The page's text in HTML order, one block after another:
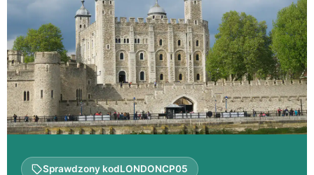
Sprawdzony kodLONDONCP05